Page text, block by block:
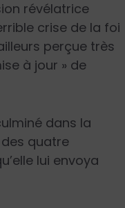
révélatrice
crise de la foi
perçue très
à jour » de
dans la
quatre
lui envoya